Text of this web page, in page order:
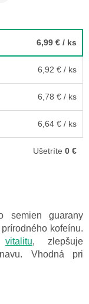
6,99 € / ks
6,92 € / ks
6,78 € / ks
6,64 € / ks
Ušetríte 0 €
semien guarany
kofeínu.
vitalitu, zlepšuje
Vhodná pri